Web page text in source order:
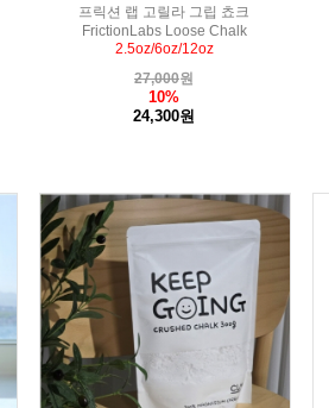
프릭션 랩 고릴라 그립 쵸크
FrictionLabs Loose Chalk
2.5oz/6oz/12oz
27,000원
10%
24,300원